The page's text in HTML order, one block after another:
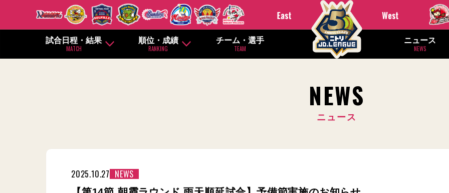
試合日程・結果
MATCH
順位・成績
RANKING
チーム・選手
TEAM
ニュース
NEWS
NEWS
ニュース
2025.10.27 NEWS